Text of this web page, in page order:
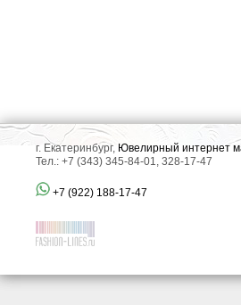
г. Екатеринбург, Ювелирный интернет
Тел.: +7 (343) 345-84-01, 328-17-47
+7 (922) 188-17-47